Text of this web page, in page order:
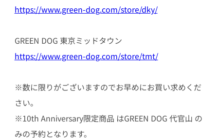
https://www.green-dog.com/store/dky/
GREEN DOG 東京ミッドタウン
https://www.green-dog.com/store/tmt/
※数に限りがございますのでお早めにお買い求めくだ
さい。
※10th Anniversary限定商品 はGREEN DOG 代官山 の
みの予約となります。